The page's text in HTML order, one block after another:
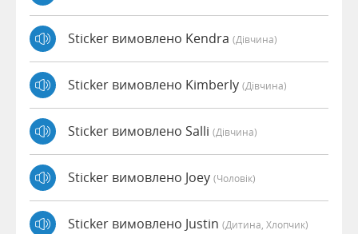
Sticker вимовлено Kendra (дівчина)
Sticker вимовлено Kimberly (дівчина)
Sticker вимовлено Salli (дівчина)
Sticker вимовлено Joey (чоловік)
Sticker вимовлено Justin (дитина, Хлопчик)